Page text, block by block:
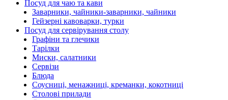
Посуд для чаю та кави
Заварники, чайники-заварники, чайники
Гейзерні кавоварки, турки
Посуд для сервірування столу
Графіни та глечики
Тарілки
Миски, салатники
Сервізи
Блюда
Соусниці, менажниці, креманки, кокотниці
Столові прилади